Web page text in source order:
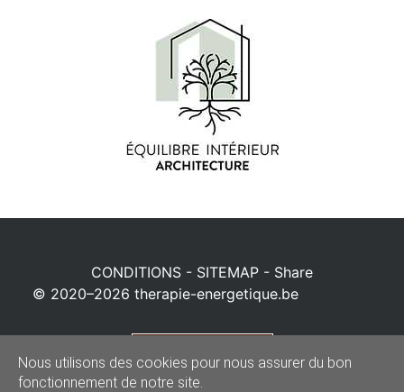
CONDITIONS - SITEMAP - Share
© 2020–2026 therapie-energetique.be
Powered by
Nous utilisons des cookies pour nous assurer du bon
fonctionnement de notre site.